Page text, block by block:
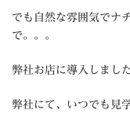
でも自然な雰囲気でナ
で。。。
弊社お店に導入しました
弊社にて、いつでも見